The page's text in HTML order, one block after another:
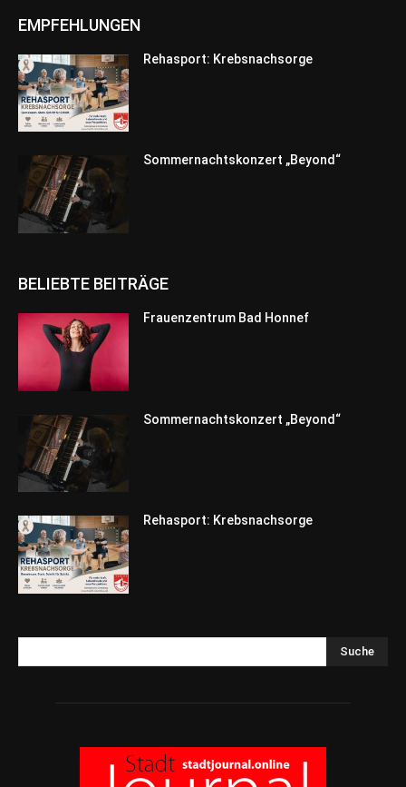
EMPFEHLUNGEN
Rehasport: Krebsnachsorge
Sommernachtskonzert „Beyond“
BELIEBTE BEITRÄGE
Frauenzentrum Bad Honnef
Sommernachtskonzert „Beyond“
Rehasport: Krebsnachsorge
Suche